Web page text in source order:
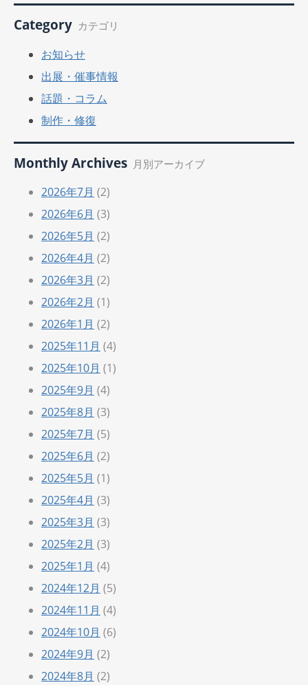
Category カテゴリ
お知らせ
出展・催事情報
話題・コラム
制作・修復
Monthly Archives 月別アーカイブ
2026年7月 (2)
2026年6月 (3)
2026年5月 (2)
2026年4月 (2)
2026年3月 (2)
2026年2月 (1)
2026年1月 (2)
2025年11月 (4)
2025年10月 (1)
2025年9月 (4)
2025年8月 (3)
2025年7月 (5)
2025年6月 (2)
2025年5月 (1)
2025年4月 (3)
2025年3月 (3)
2025年2月 (3)
2025年1月 (4)
2024年12月 (5)
2024年11月 (4)
2024年10月 (6)
2024年9月 (2)
2024年8月 (2)